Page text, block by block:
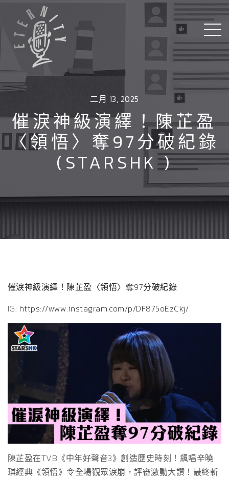
二月 13, 2025
催淚神級演繹！陳芷盈
〈領悟〉奪97分破紀錄
(STARSHK )
催淚神級演繹！陳芷盈〈領悟〉奪97分破紀錄
IG: https://www.instagram.com/p/DF875oEzCkj/
陳芷盈在TVB《中年好聲音3》創造歷史時刻！飆唱辛曉
琪經典《領悟》令全場觀眾淚崩，評審激動大讚！最終斬